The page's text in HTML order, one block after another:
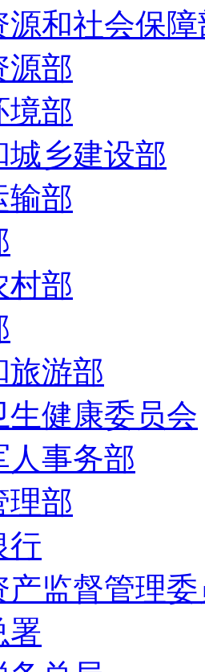
源和社会保
源部
境部
城乡建设部
输部
村部
旅游部
生健康委员会
人事务部
理部
行
产监督管理
署